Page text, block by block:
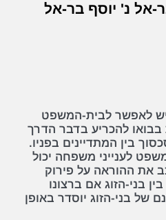
אל נ' יוסף בר-אל
יש לאפשר לבית-המשפט
בבואו להכריע בדבר הדרך
בין המתדיינים בפניו.
לענייני משפחה יכול
את ההוראה על פירוק
בני-הזוג אם ברצונו
של בני-הזוג יוסדר באופן